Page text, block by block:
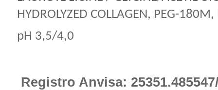
HYDROLYZED COLLAGEN, PEG-
pH 3,5/4,0
Registro Anvisa: